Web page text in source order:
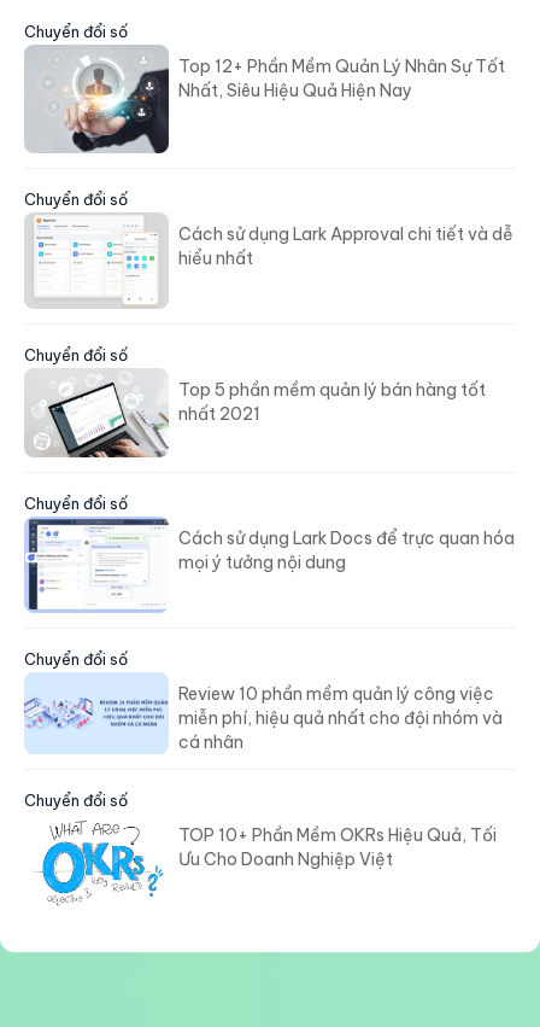
Chuyển đổi số
Top 12+ Phần Mềm Quản Lý Nhân Sự Tốt
Nhất, Siêu Hiệu Quả Hiện Nay
Chuyển đổi số
Cách sử dụng Lark Approval chi tiết và dễ
hiểu nhất
Chuyển đổi số
Top 5 phần mềm quản lý bán hàng tốt
nhất 2021
Chuyển đổi số
Cách sử dụng Lark Docs để trực quan hóa
mọi ý tưởng nội dung
Chuyển đổi số
Review 10 phần mềm quản lý công việc
miễn phí, hiệu quả nhất cho đội nhóm và
cá nhân
Chuyển đổi số
TOP 10+ Phần Mềm OKRs Hiệu Quả, Tối
Ưu Cho Doanh Nghiệp Việt